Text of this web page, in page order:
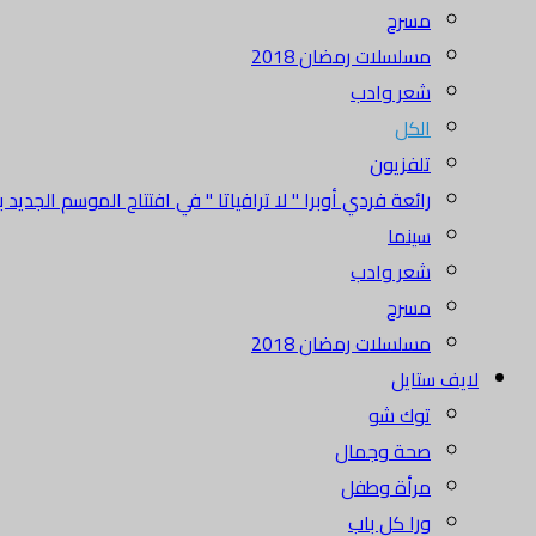
مسرح
مسلسلات رمضان 2018
شعر وادب
الكل
تلفزيون
رائعة فردي أوبرا " لا ترافياتا " في افتتاح الموسم الجديد
سينما
شعر وادب
مسرح
مسلسلات رمضان 2018
لايف ستايل
توك شو
صحة وجمال
مرأة وطفل
ورا كل باب